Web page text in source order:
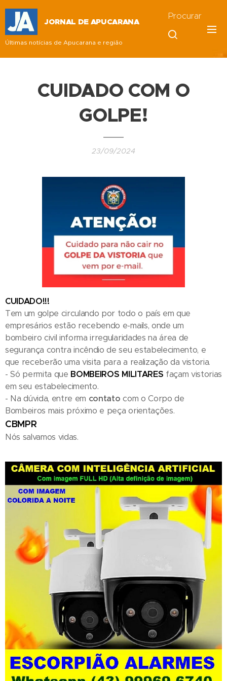
JORNAL DE APUCARANA
Últimas notícias de Apucarana e região
Procurar
CUIDADO COM O
GOLPE!
23/09/2024
CUIDADO!!!
Tem um golpe circulando por todo o país em que
empresários estão recebendo e-mails, onde um
bombeiro civil informa irregularidades na área de
segurança contra incêndio de seu estabelecimento, e
que receberão uma visita para a realização da vistoria.
- Só permita que BOMBEIROS MILITARES façam vistorias
em seu estabelecimento.
- Na dúvida, entre em contato com o Corpo de
Bombeiros mais próximo e peça orientações.
CBMPR
Nós salvamos vidas.